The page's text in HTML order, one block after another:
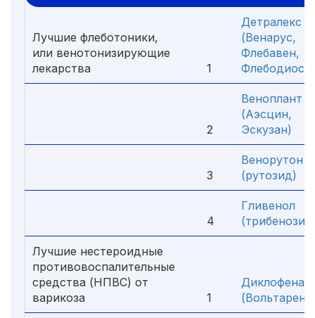
Лучшие флеботоники,
или венотонизирующие
лекарства
1
Детралекс
(Венарус,
Флебавен,
Флебодиос)
2
Веноплант
(Аэсцин,
Эскузан)
3
Венорутон
(рутозид)
4
Гливенол
Лучшие нестероидные
противовоспалительные
средства (НПВС) от
варикоза
1
Диклофенак
(Вольтарен)